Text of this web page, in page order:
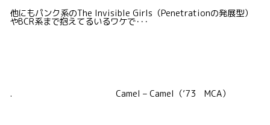
他にもパンク系のThe Invisible Girls（Penetrationの発展型）
やBCR系まで抱えてるいるワケで･･･
. Camel – Camel（’73 MCA）